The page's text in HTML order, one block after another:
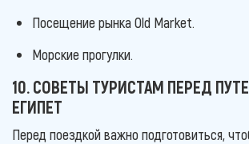
Посещение рынка Old Market.
Морские прогулки.
10. СОВЕТЫ ТУРИСТАМ ПЕРЕД
ЕГИПЕТ
Перед поездкой важно подготовиться,